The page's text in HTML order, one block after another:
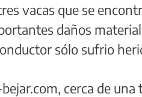
vacas que se
daños
sólo sufrio
cerca de una